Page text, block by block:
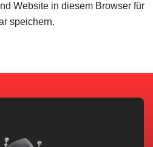
Website in diesem Browser für
speichern.